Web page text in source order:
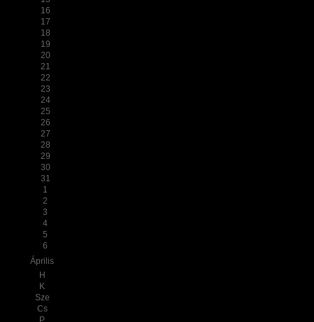
16
17
18
19
20
21
22
23
24
25
26
27
28
29
30
31
1
2
3
4
5
6
Április
H
K
Sze
Cs
P